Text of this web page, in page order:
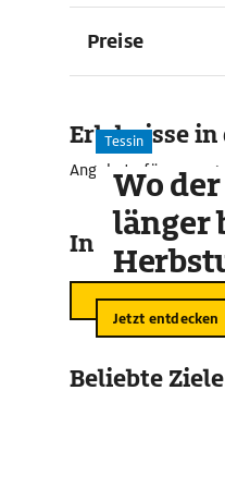
Preise
Erlebnisse in
Angebote für
In der
Tessin
Wo
länger
Jetzt entdecken
Beliebte